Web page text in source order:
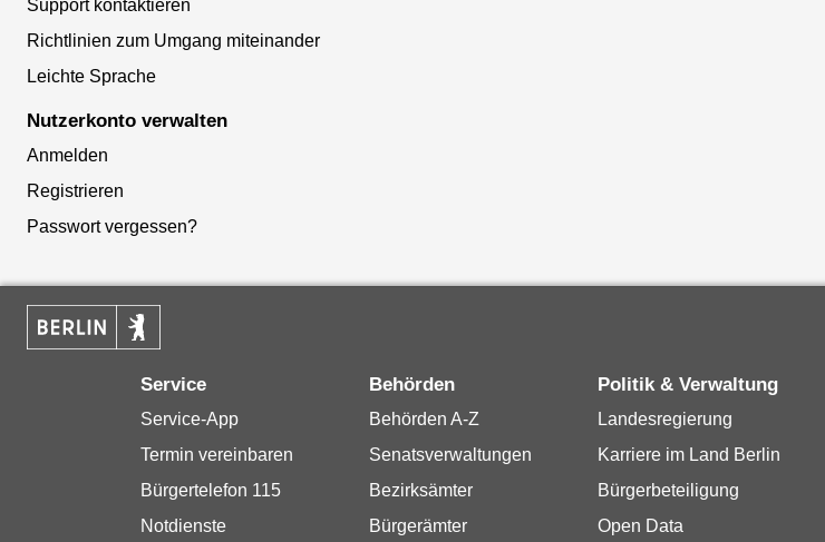
Support kontaktieren
Richtlinien zum Umgang miteinander
Leichte Sprache
Nutzerkonto verwalten
Anmelden
Registrieren
Passwort vergessen?
Service
Service-App
Termin vereinbaren
Bürgertelefon 115
Notdienste
Behörden
Behörden A-Z
Senatsverwaltungen
Bezirksämter
Bürgerämter
Politik & Verwaltung
Landesregierung
Karriere im Land Berlin
Bürgerbeteiligung
Open Data